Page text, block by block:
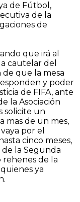
de Fútbol,
de la
de
que irá al
cautelar del
que la mesa
y poder
de FIFA, ante
la Asociación
solicite un
mas de un mes,
por el
cinco meses,
la Segunda
rehenes de la
ya